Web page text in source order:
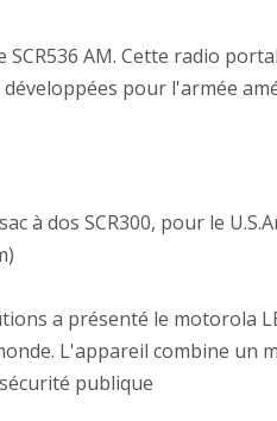
AM. Cette radio
pour l'armée
à dos SCR300, pour le
a présenté le motorola
L'appareil combine un
publique